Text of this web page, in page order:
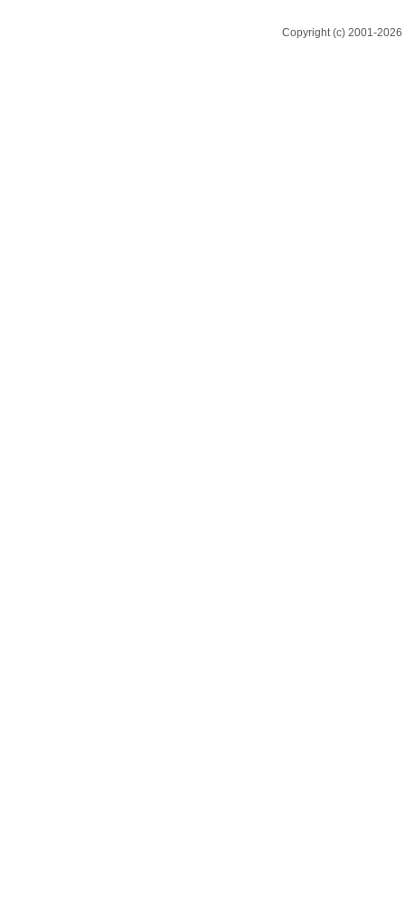
Copyright (c) 2001-